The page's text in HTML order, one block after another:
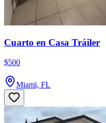
Cuarto en Casa Tráiler
$500
Miami, FL